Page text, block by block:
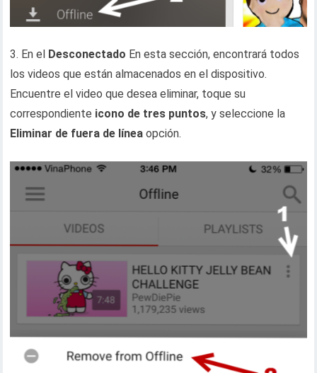
3. En el Desconectado En esta sección, encontrará todos
los videos que están almacenados en el dispositivo.
Encuentre el video que desea eliminar, toque su
correspondiente icono de tres puntos, y seleccione la
Eliminar de fuera de línea opción.